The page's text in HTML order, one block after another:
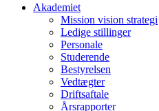
Akademiet
Mission vision strategi
Ledige stillinger
Personale
Studerende
Bestyrelsen
Vedtægter
Driftsaftale
Årsrapporter